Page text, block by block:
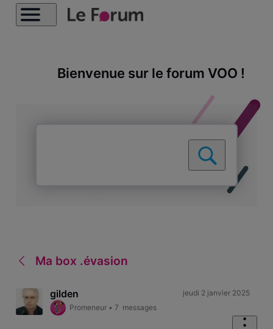
Bienvenue sur le forum VOO !
Ma box .évasion
gilden
Promeneur • 7 messages
jeudi 2 janvier 2025